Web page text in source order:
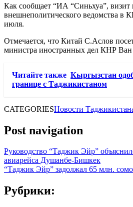
Как сообщает “ИА “Синьхуа”, визит
внешнеполитического ведомства в
июля.
Отмечается, что Китай С.Аслов
министра иностранных дел КНР
Читайте также Кыргызстан
границе с Таджикистаном
CATEGORIESНовости
Post navigation
Руководство “Таджик Эйр”
авиарейса Душанбе-Бишкек
“Таджик Эйр” задолжал 65 млн.
Рубрики: